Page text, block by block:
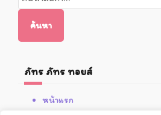
ค้นหา
ภัทร ภัทร ทอยส์
หน้าแรก